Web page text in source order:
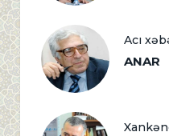
Acı
ANAR